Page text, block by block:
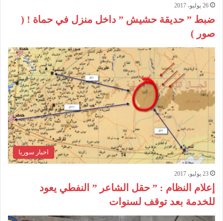
26 يوليو، 2017
ضبط ” حديقة حشيش ” داخل منزل في حماة ! (
صور )
اخبار سوريا
23 يوليو، 2017
إعلام النظام : ” حقل الشاعر ” النفطي يعود
للخدمة بعد توقف لسنوات